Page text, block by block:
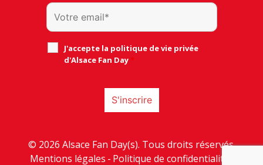
J'accepte la politique de vie privée
d'Alsace Fan Day *
© 2026 Alsace Fan Day(s). Tous droits réservés.
Mentions légales - Politique de confidentialité